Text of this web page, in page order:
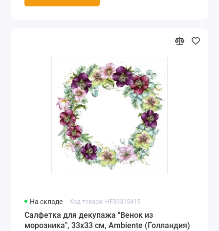
На складе Код товара: HF33315415
Салфетка для декупажа "Венок из
морозника", 33х33 см, Ambiente (Голландия)